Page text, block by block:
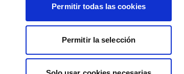
Permitir todas las cookies
Permitir la selección